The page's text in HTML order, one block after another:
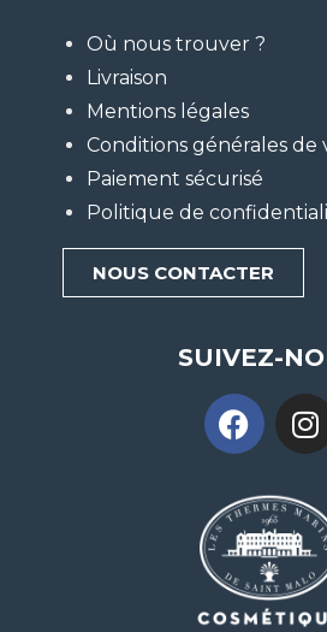
Où nous trouver ?
Livraison
Mentions légales
Conditions générales de
Paiement sécurisé
Politique de
NOUS CONTACTER
SUIVEZ-